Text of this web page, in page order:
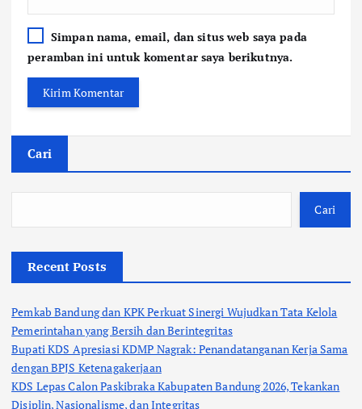
Simpan nama, email, dan situs web saya pada
peramban ini untuk komentar saya berikutnya.
Cari
Cari
Recent Posts
Pemkab Bandung dan KPK Perkuat Sinergi Wujudkan Tata Kelola
Pemerintahan yang Bersih dan Berintegritas
Bupati KDS Apresiasi KDMP Nagrak: Penandatanganan Kerja Sama
dengan BPJS Ketenagakerjaan
KDS Lepas Calon Paskibraka Kabupaten Bandung 2026, Tekankan
Disiplin, Nasionalisme, dan Integritas